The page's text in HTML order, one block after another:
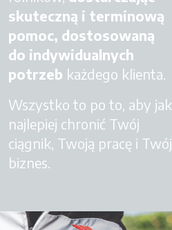
skuteczną i terminową
pomoc, dostosowaną
do indywidualnych
potrzeb każdego klienta.
Wszystko to po to, aby jak
najlepiej chronić Twój
ciągnik, Twoją pracę i Twój
biznes.